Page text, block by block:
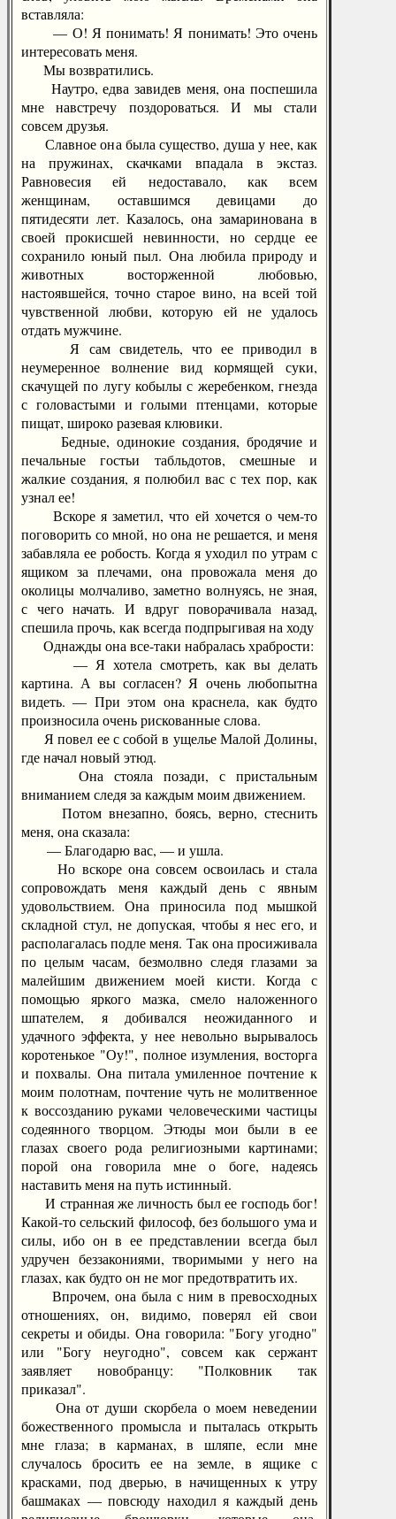
вставляла:
— О! Я понимать! Я понимать! Это очень
интересовать меня.
Мы возвратились.
Наутро, едва завидев меня, она поспешила
мне навстречу поздороваться. И мы стали
совсем друзья.
Славное она была существо, душа у нее, как
на пружинах, скачками впадала в экстаз.
Равновесия ей недоставало, как всем
женщинам, оставшимся девицами до
пятидесяти лет. Казалось, она замаринована в
своей прокисшей невинности, но сердце ее
сохранило юный пыл. Она любила природу и
животных восторженной любовью,
настоявшейся, точно старое вино, на всей той
чувственной любви, которую ей не удалось
отдать мужчине.
Я сам свидетель, что ее приводил в
неумеренное волнение вид кормящей суки,
скачущей по лугу кобылы с жеребенком, гнезда
с головастыми и голыми птенцами, которые
пищат, широко разевая клювики.
Бедные, одинокие создания, бродячие и
печальные гостьи табльдотов, смешные и
жалкие создания, я полюбил вас с тех пор, как
узнал ее!
Вскоре я заметил, что ей хочется о чем-то
поговорить со мной, но она не решается, и меня
забавляла ее робость. Когда я уходил по утрам с
ящиком за плечами, она провожала меня до
околицы молчаливо, заметно волнуясь, не зная,
с чего начать. И вдруг поворачивала назад,
спешила прочь, как всегда подпрыгивая на ходу
Однажды она все-таки набралась храбрости:
— Я хотела смотреть, как вы делать
картина. А вы согласен? Я очень любопытна
видеть. — При этом она краснела, как будто
произносила очень рискованные слова.
Я повел ее с собой в ущелье Малой Долины,
где начал новый этюд.
Она стояла позади, с пристальным
вниманием следя за каждым моим движением.
Потом внезапно, боясь, верно, стеснить
меня, она сказала:
— Благодарю вас, — и ушла.
Но вскоре она совсем освоилась и стала
сопровождать меня каждый день с явным
удовольствием. Она приносила под мышкой
складной стул, не допуская, чтобы я нес его, и
располагалась подле меня. Так она просиживала
по целым часам, безмолвно следя глазами за
малейшим движением моей кисти. Когда с
помощью яркого мазка, смело наложенного
шпателем, я добивался неожиданного и
удачного эффекта, у нее невольно вырывалось
коротенькое "Оу!", полное изумления, восторга
и похвалы. Она питала умиленное почтение к
моим полотнам, почтение чуть не молитвенное
к воссозданию руками человеческими частицы
содеянного творцом. Этюды мои были в ее
глазах своего рода религиозными картинами;
порой она говорила мне о боге, надеясь
наставить меня на путь истинный.
И странная же личность был ее господь бог!
Какой-то сельский философ, без большого ума и
силы, ибо он в ее представлении всегда был
удручен беззакониями, творимыми у него на
глазах, как будто он не мог предотвратить их.
Впрочем, она была с ним в превосходных
отношениях, он, видимо, поверял ей свои
секреты и обиды. Она говорила: "Богу угодно"
или "Богу неугодно", совсем как сержант
заявляет новобранцу: "Полковник так
приказал".
Она от души скорбела о моем неведении
божественного промысла и пыталась открыть
мне глаза; в карманах, в шляпе, если мне
случалось бросить ее на земле, в ящике с
красками, под дверью, в начищенных к утру
башмаках — повсюду находил я каждый день